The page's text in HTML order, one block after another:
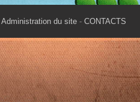
Administration du site - CONTACTS